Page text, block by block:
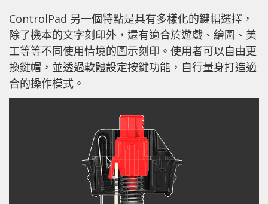
ControlPad 另一個特點是具有多樣化的鍵帽選擇，
除了機本的文字刻印外，還有適合於遊戲、繪圖、美
工等等不同使用情境的圖示刻印。使用者可以自由更
換鍵帽，並透過軟體設定按鍵功能，自行量身打造適
合的操作模式。